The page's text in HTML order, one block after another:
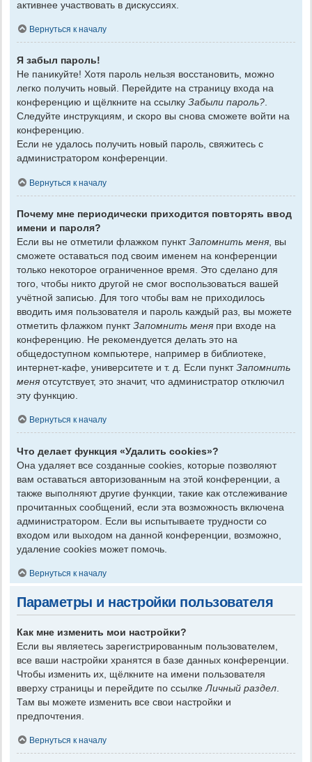
активнее участвовать в дискуссиях.
Вернуться к началу
Я забыл пароль!
Не паникуйте! Хотя пароль нельзя восстановить, можно
легко получить новый. Перейдите на страницу входа на
конференцию и щёлкните на ссылку Забыли пароль?.
Следуйте инструкциям, и скоро вы снова сможете войти на
конференцию.
Если не удалось получить новый пароль, свяжитесь с
администратором конференции.
Вернуться к началу
Почему мне периодически приходится повторять ввод
имени и пароля?
Если вы не отметили флажком пунктЗапомнить меня , вы
сможете оставаться под своим именем на конференции
только некоторое ограниченное время. Это сделано для
того, чтобы никто другой не смог воспользоваться вашей
учётной записью. Для того чтобы вам не приходилось
вводить имя пользователя и пароль каждый раз, вы можете
отметить флажком пунктЗапомнить меня при входе на
конференцию. Не рекомендуется делать это на
общедоступном компьютере, например в библиотеке,
интернет-кафе, университете и т. д. Если пунктЗапомнить
меня отсутствует, это значит, что администратор отключил
эту функцию.
Вернуться к началу
Что делает функция «Удалить cookies»?
Она удаляет все созданные cookies, которые позволяют
вам оставаться авторизованным на этой конференции, а
также выполняют другие функции, такие как отслеживание
прочитанных сообщений, если эта возможность включена
администратором. Если вы испытываете трудности со
входом или выходом на данной конференции, возможно,
удаление cookies может помочь.
Вернуться к началу
Параметры и настройки пользователя
Как мне изменить мои настройки?
Если вы являетесь зарегистрированным пользователем,
все ваши настройки хранятся в базе данных конференции.
Чтобы изменить их, щёлкните на имени пользователя
вверху страницы и перейдите по ссылке Личный раздел
Там вы можете изменить все свои настройки и
предпочтения.
Вернуться к началу